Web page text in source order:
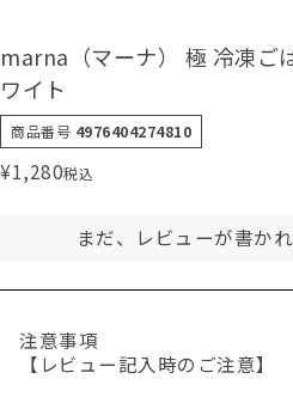
marna（マーナ） 極 冷凍ご
ワイト
商品番号 4976404274810
¥1,280税込
まだ、レビューが書か
注意事項
【レビュー記入時のご注意】